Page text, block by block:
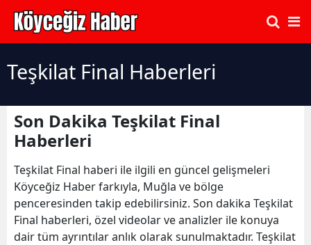
Teşkilat Final Haberleri
Son Dakika Teşkilat Final
Haberleri
Teşkilat Final haberi ile ilgili en güncel gelişmeleri
Köyceğiz Haber farkıyla, Muğla ve bölge
penceresinden takip edebilirsiniz. Son dakika Teşkilat
Final haberleri, özel videolar ve analizler ile konuya
dair tüm ayrıntılar anlık olarak sunulmaktadır. Teşkilat